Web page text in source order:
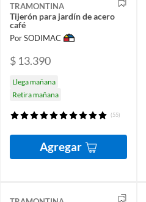
TRAMONTINA
Tijerón para jardín de acero
café
Por SODIMAC
$ 13.390
Llega mañana
Retira mañana
(55)
Agregar